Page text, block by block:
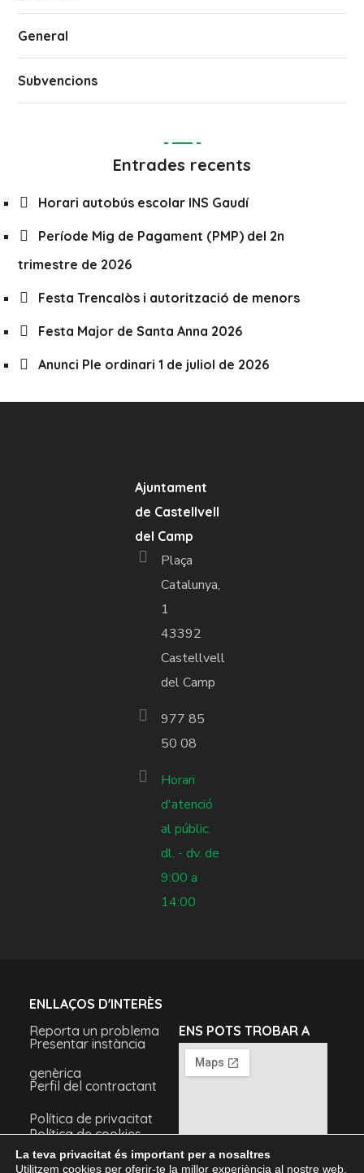
General
Subvencions
Entrades recents
Horari autobús escolar INS Gaudí
Període Mig de Pagament (PMP) del 2n
trimestre de 2026
Festa Trencalòs i autorització de menors
Festa Major de Santa Anna 2026
Anunci Ple ordinari 1 de juliol de 2026
Ajuntament
de Castellvell
del Camp
Plaça
Catalunya,
1
43392
Castellvell
del Camp
977 85
50 08
Horari
d'atenció
al públic:
dl. - dv. de
9:00 a
14:00
ENLLAÇOS D'INTERÈS
Reporta un problema
Presentar instància
genèrica
Perfil del contractant
Política de privacitat
Política de cookies
Avís legal
ENS POTS TROBAR A
La teva privacitat és important per a nosaltres
Utilitzem cookies per oferir-te la millor experiència al nostre web.